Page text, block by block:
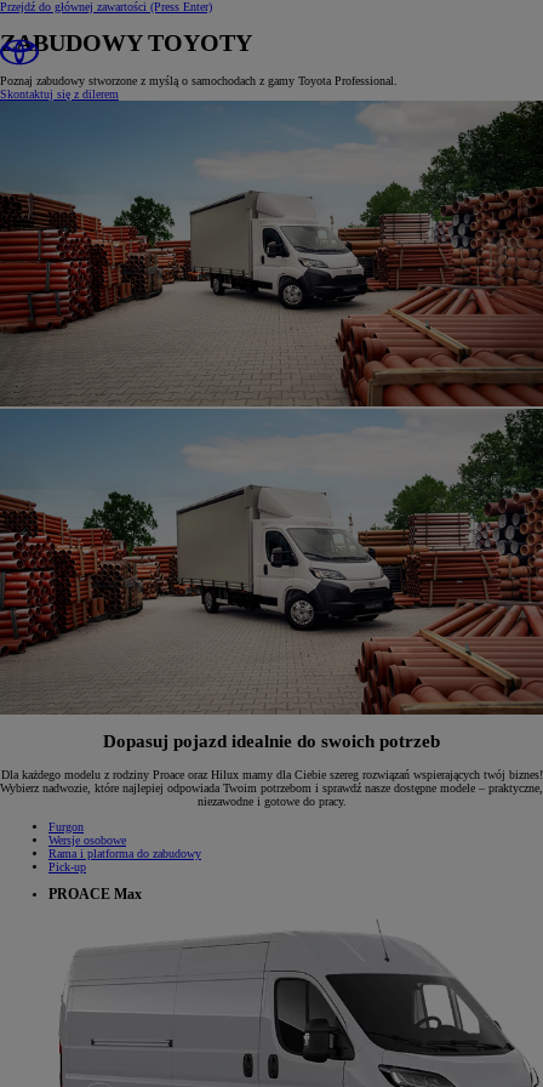
Przejdź do głównej zawartości (Press Enter)
ZABUDOWY TOYOTY
Poznaj zabudowy stworzone z myślą o samochodach z gamy Toyota Professional.
Skontaktuj się z dilerem
Dopasuj pojazd idealnie do swoich potrzeb
Dla każdego modelu z rodziny Proace oraz Hilux mamy dla Ciebie szereg rozwiązań wspierających twój biznes!
Wybierz nadwozie, które najlepiej odpowiada Twoim potrzebom i sprawdź nasze dostępne modele – praktyczne,
niezawodne i gotowe do pracy.
Furgon
Wersje osobowe
Rama i platforma do zabudowy
Pick-up
PROACE Max